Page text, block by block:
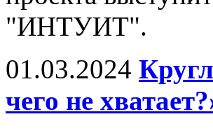
"ИНТУИТ".
01.03.2024
чего не